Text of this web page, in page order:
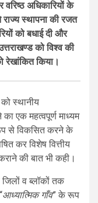
अधिकारियों के
स्थापना की रजत
को बधाई दी और
को विश्व की
रेखांकित किया।
स्थानीय
एक महत्वपूर्ण माध्यम
से विकसित करने के
कर विशेष वित्तीय
की बात भी कही।
व ब्लॉकों तक
आध्यात्मिक गाँव” के रूप